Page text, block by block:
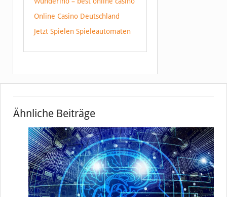
Online Casino Deutschland
Jetzt Spielen Spieleautomaten
Ähnliche Beiträge